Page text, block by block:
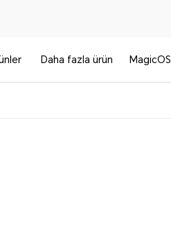
Daha fazla ürün MagicOS